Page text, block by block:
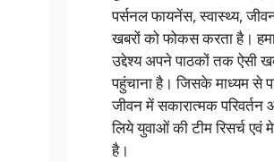
पर्सनल फायनेंस, स्वास्थ्य,
खबरों को फोकस करता है।
उद्देश्य अपने पाठकों तक ऐसी
पहुंचाना है। जिसके माध्यम से
जीवन में सकारात्मक
लिये युवाओं की टीम रिसर्च एवं
है।